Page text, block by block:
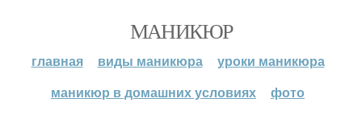
МАНИКЮР
главная виды маникюра
уроки маникюра
маникюр в домашних условиях
фото